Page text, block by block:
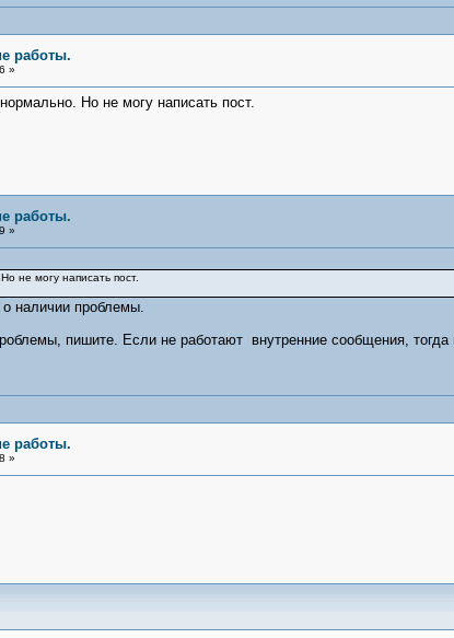
работы.
»
Но не могу написать пост.
работы.
»
не могу написать пост.
наличии проблемы.
пишите. Если не работают внутренние сообщения, тогда
работы.
»